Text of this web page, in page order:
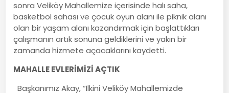
sonra Veliköy Mahallemize içerisinde halı saha,
basketbol sahası ve çocuk oyun alanı ile piknik alanı
olan bir yaşam alanı kazandırmak için başlattıkları
çalışmanın artık sonuna geldiklerini ve yakın bir
zamanda hizmete açacaklarını kaydetti.
MAHALLE EVLERİMİZİ AÇTIK
Başkanımız Akay, “İlkini Veliköy Mahallemizde